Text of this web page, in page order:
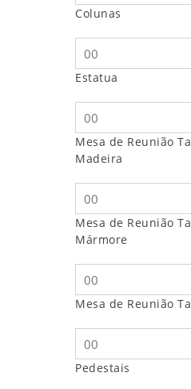
Colunas
Estatua
Mesa de Reunião
Madeira
Mesa de Reunião
Mármore
Mesa de Reunião
Pedestais